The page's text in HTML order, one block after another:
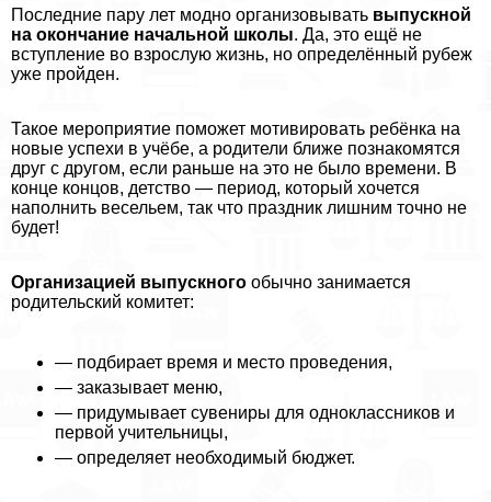
Последние пару лет модно организовывать выпускной
на окончание начальной школы. Да, это ещё не
вступление во взрослую жизнь, но определённый рубеж
уже пройден.
Такое мероприятие поможет мотивировать ребёнка на
новые успехи в учёбе, а родители ближе познакомятся
друг с другом, если раньше на это не было времени. В
конце концов, детство — период, который хочется
наполнить весельем, так что праздник лишним точно не
будет!
Организацией выпускного обычно занимается
родительский комитет:
— подбирает время и место проведения,
— заказывает меню,
— придумывает сувениры для одноклассников и
первой учительницы,
— определяет необходимый бюджет.